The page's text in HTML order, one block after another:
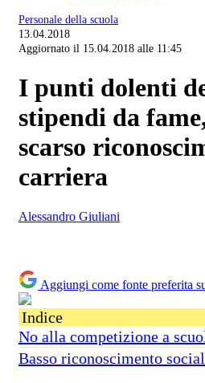
Personale della scuola
13.04.2018
Aggiornato il 15.04.2018 alle 11:45
I punti dolenti
stipendi da
scarso
carriera
Alessandro Giuliani
Aggiungi come fonte preferita
Indice
No alla competizione a
Basso riconoscimento